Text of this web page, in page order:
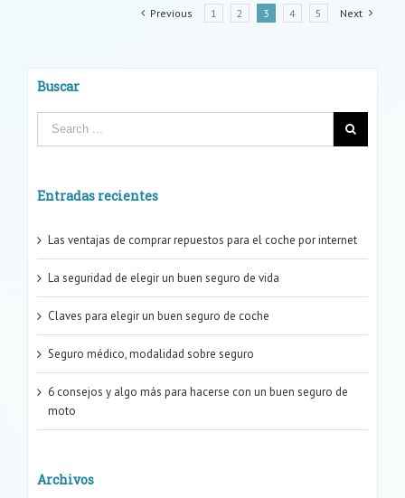
seguros
Previous 1 2 3 4 5 Next
Buscar
Entradas recientes
Las ventajas de comprar repuestos para el coche por internet
La seguridad de elegir un buen seguro de vida
Claves para elegir un buen seguro de coche
Seguro médico, modalidad sobre seguro
6 consejos y algo más para hacerse con un buen seguro de
moto
Archivos